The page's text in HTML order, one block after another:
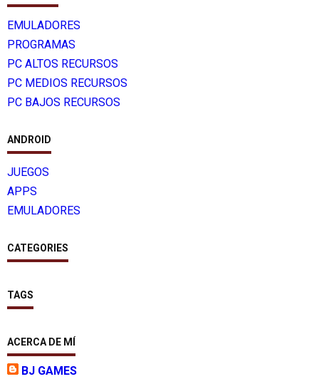
EMULADORES
PROGRAMAS
PC ALTOS RECURSOS
PC MEDIOS RECURSOS
PC BAJOS RECURSOS
ANDROID
JUEGOS
APPS
EMULADORES
CATEGORIES
TAGS
ACERCA DE MÍ
BJ GAMES